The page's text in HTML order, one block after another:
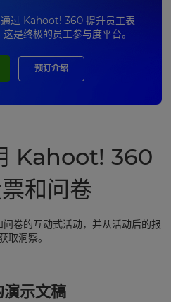
过 Kahoot! 360 提升员工表
是终极的员工参与度平台。
预订介绍
Kahoot! 360
和问卷
卷的互动式活动，并从活动后的报
取洞察。
示文稿